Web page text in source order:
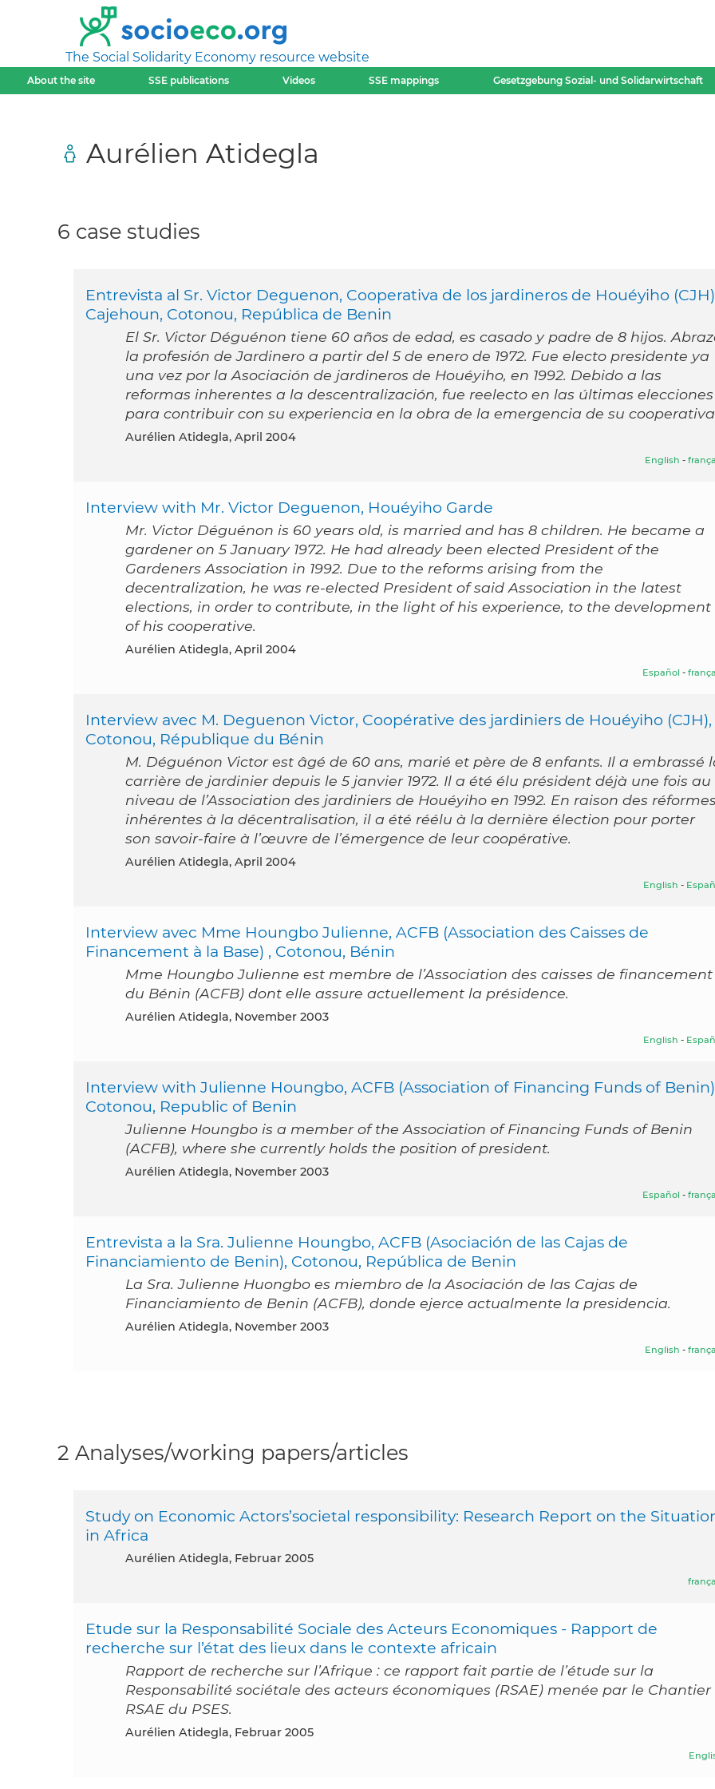
The Social Solidarity Economy resource website
About the site SSE publications Videos SSE mappings Gesetzgebung Sozial- und Solidarwirtschaft
Aurélien Atidegla
6 case studies
Entrevista al Sr. Victor Deguenon, Cooperativa de los jardineros de Houéyiho
Cajehoun, Cotonou, República de Benin
El Sr. Victor Déguénon tiene 60 años de edad, es casado y padre de 8 hijos.
la profesión de Jardinero a partir del 5 de enero de 1972. Fue electo presidente ya
una vez por la Asociación de jardineros de Houéyiho, en 1992. Debido a las
reformas inherentes a la descentralización, fue reelecto en las últimas elecciones
para contribuir con su experiencia en la obra de la emergencia de su
Aurélien Atidegla, April 2004
English -
Interview with Mr. Victor Deguenon, Houéyiho Garde
Mr. Victor Déguénon is 60 years old, is married and has 8 children. He became a
gardener on 5 January 1972. He had already been elected President of the
Gardeners Association in 1992. Due to the reforms arising from the
decentralization, he was re-elected President of said Association in the latest
elections, in order to contribute, in the light of his experience, to the development
of his cooperative.
Aurélien Atidegla, April 2004
Español -
Interview avec M. Deguenon Victor, Coopérative des jardiniers de Houéyiho (CJH),
Cotonou, République du Bénin
M. Déguénon Victor est âgé de 60 ans, marié et père de 8 enfants. Il a embrassé
carrière de jardinier depuis le 5 janvier 1972. Il a été élu président déjà une fois au
niveau de l’Association des jardiniers de Houéyiho en 1992. En raison des réformes
inhérentes à la décentralisation, il a été réélu à la dernière élection pour porter
son savoir-faire à l’œuvre de l’émergence de leur coopérative.
Aurélien Atidegla, April 2004
English -
Interview avec Mme Houngbo Julienne, ACFB (Association des Caisses de
Financement à la Base) , Cotonou, Bénin
Mme Houngbo Julienne est membre de l’Association des caisses de financement
du Bénin (ACFB) dont elle assure actuellement la présidence.
Aurélien Atidegla, November 2003
English -
Interview with Julienne Houngbo, ACFB (Association of Financing Funds of
Cotonou, Republic of Benin
Julienne Houngbo is a member of the Association of Financing Funds of Benin
(ACFB), where she currently holds the position of president.
Aurélien Atidegla, November 2003
Español -
Entrevista a la Sra. Julienne Houngbo, ACFB (Asociación de las Cajas de
Financiamiento de Benin), Cotonou, República de Benin
La Sra. Julienne Huongbo es miembro de la Asociación de las Cajas de
Financiamiento de Benin (ACFB), donde ejerce actualmente la presidencia.
Aurélien Atidegla, November 2003
English -
2 Analyses/working papers/articles
Study on Economic Actors’societal responsibility: Research Report on the
in Africa
Aurélien Atidegla, Februar 2005
Etude sur la Responsabilité Sociale des Acteurs Economiques - Rapport de
recherche sur l’état des lieux dans le contexte africain
Rapport de recherche sur l’Afrique : ce rapport fait partie de l’étude sur la
Responsabilité sociétale des acteurs économiques (RSAE) menée par le Chantier
RSAE du PSES.
Aurélien Atidegla, Februar 2005